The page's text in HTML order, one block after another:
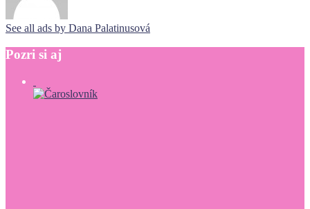
See all ads by Dana Palatinusová
Pozri si aj